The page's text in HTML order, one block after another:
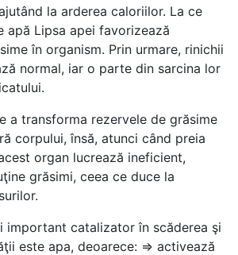
la arderea caloriilor. La ce
apă Lipsa apei favorizează
în organism. Prin urmare, rinichii
normal, iar o parte din sarcina lor
a transforma rezervele de grăsime
corpului, însă, atunci când preia
organ lucrează ineficient,
grăsimi, ceea ce duce la
important catalizator în scăderea şi
este apa, deoarece: ⇒ activează